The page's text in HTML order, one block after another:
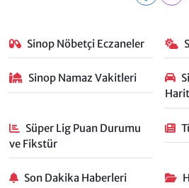
Sinop Nöbetçi Eczaneler
Sinop Namaz Vakitleri
Süper Lig Puan Durumu
ve Fikstür
Son Dakika Haberleri